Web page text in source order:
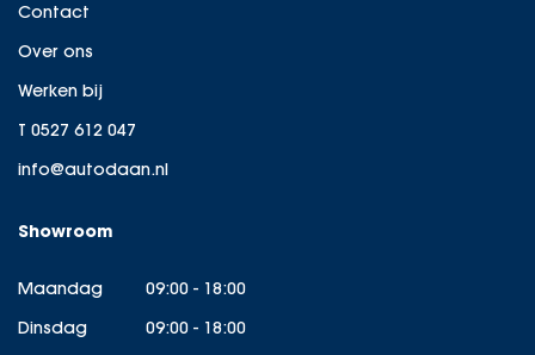
Contact
Over ons
Werken bij
T 0527 612 047
info@autodaan.nl
Showroom
Maandag
09:00 - 18:00
Dinsdag
09:00 - 18:00